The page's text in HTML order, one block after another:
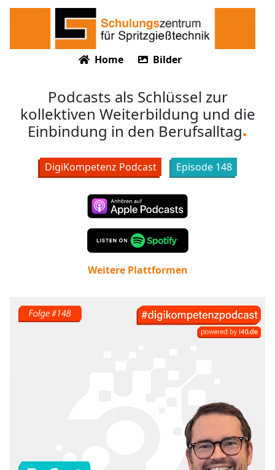
Home Bilder
Podcasts als Schlüssel zur
kollektiven Weiterbildung und die
Einbindung in den Berufsalltag
DigiKompetenz Podcast Episode 148
Weitere Plattformen